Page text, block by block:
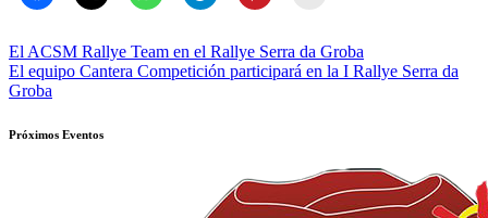
Navegación
de
El ACSM Rallye Team en el Rallye Serra da Groba
El equipo Cantera Competición participará en la I Rallye Serra da
Groba
Próximos Eventos